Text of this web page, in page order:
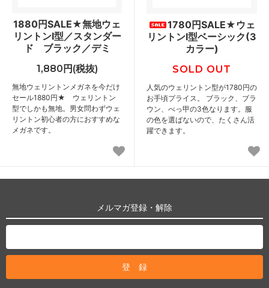
1880円SALE★無地ウェ
リントンⅠ型／スタンダー
ド ブラック／デミ
1,880円(税抜)
無地ウェリントンメガネを今だけ
セール1880円★ ウェリントン
型でしかも無地。男女問わずウェ
リントン初心者の方におすすめな
メガネです。
1780円SALE★ウェ
リントンⅠ型ベーシック(3
カラー)
SOLD OUT
人気のウェリントン型が1780円の
お手頃プライス。 ブラック、ブラ
ウン、べっ甲の3色なります。服
の色を選ばないので、たくさん活
躍できます。
メルマガ登録・解除